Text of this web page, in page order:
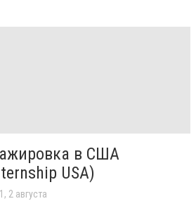
в США
USA)
2 августа